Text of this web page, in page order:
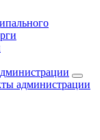
администрации